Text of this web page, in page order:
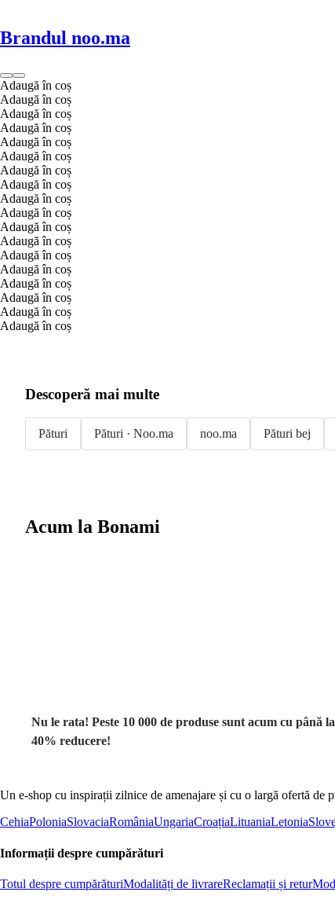
Brandul noo.ma
Adaugă în coș
Adaugă în coș
Adaugă în coș
Adaugă în coș
Adaugă în coș
Adaugă în coș
Adaugă în coș
Adaugă în coș
Adaugă în coș
Adaugă în coș
Adaugă în coș
Adaugă în coș
Adaugă în coș
Adaugă în coș
Adaugă în coș
Adaugă în coș
Adaugă în coș
Adaugă în coș
Descoperă mai multe
Pături Pături · Noo.ma noo.ma Pături bej
Acum la Bonami
Nu le rata! Peste 10 000 de produse sunt acum cu până la
40% reducere!
Un e-shop cu inspirații zilnice de amenajare și cu o largă ofertă de
CehiaPoloniaSlovaciaRomâniaUngariaCroațiaLituaniaLetonia
Informații despre cumpărături
Totul despre cumpărăturiModalități de livrareReclamații și retur